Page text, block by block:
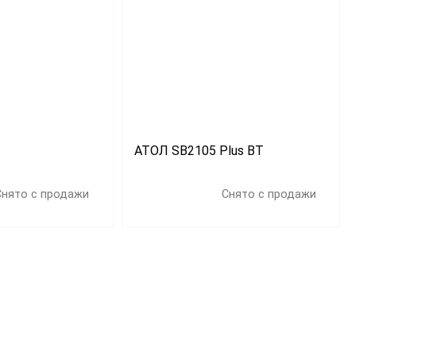
с продажи
АТОЛ SB2105 Plus BT
Снято с продажи